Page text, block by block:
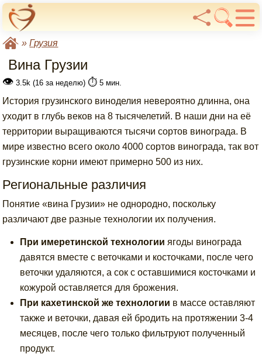
»Грузия
Вина Грузии
👁 3.5k (16 за неделю) ⏱️ 5 мин.
История грузинского виноделия невероятно длинна, она
уходит в глубь веков на 8 тысячелетий. В наши дни на её
территории выращиваются тысячи сортов винограда. В
мире известно всего около 4000 сортов винограда, так вот
грузинские корни имеют примерно 500 из них.
Региональные различия
Понятие «вина Грузии» не однородно, поскольку
различают две разные технологии их получения.
При имеретинской технологии ягоды винограда
давятся вместе с веточками и косточками, после чего
веточки удаляются, а сок с оставшимися косточками и
кожурой оставляется для брожения.
При кахетинской же технологии в массе оставляют
также и веточки, давая ей бродить на протяжении 3-4
месяцев, после чего только фильтруют полученный
продукт.